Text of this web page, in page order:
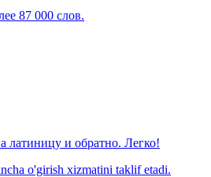
87 000 слов.
латиницу и обратно. Легко!
o'girish xizmatini taklif etadi.